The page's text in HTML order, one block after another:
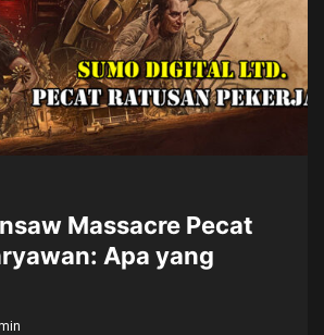
Massacre Pecat
Apa yang